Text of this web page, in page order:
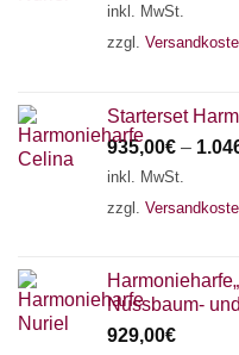
inkl. MwSt.
zzgl.
Starterset
935,00€ –
inkl. MwSt.
zzgl.
Nussbaum-
929,00€